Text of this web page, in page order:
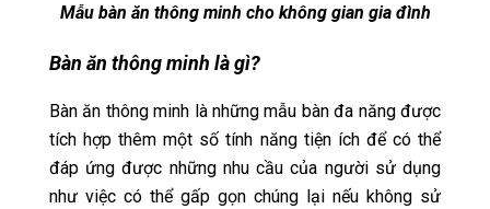
Mẫu bàn ăn thông minh cho không gian gia đình
Bàn ăn thông minh là gì?
Bàn ăn thông minh là những mẫu bàn đa năng được
tích hợp thêm một số tính năng tiện ích để có thể
đáp ứng được những nhu cầu của người sử dụng
như việc có thể gấp gọn chúng lại nếu không sử